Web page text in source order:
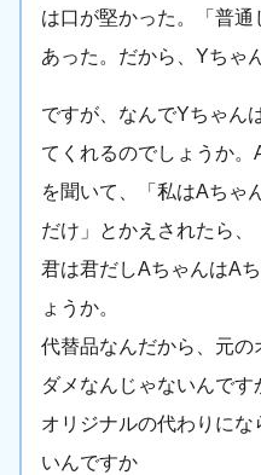
は口が堅かった。「普
あった。だから、Yちゃ
ですが、なんでYちゃん
てくれるのでしょうか
を聞いて、「私はAちゃ
だけ」とかえされたら、
君は君だしAちゃんはA
ょうか。
代替品なんだから、元の
ダメなんじゃないんです
オリジナルの代わりに
いんですか